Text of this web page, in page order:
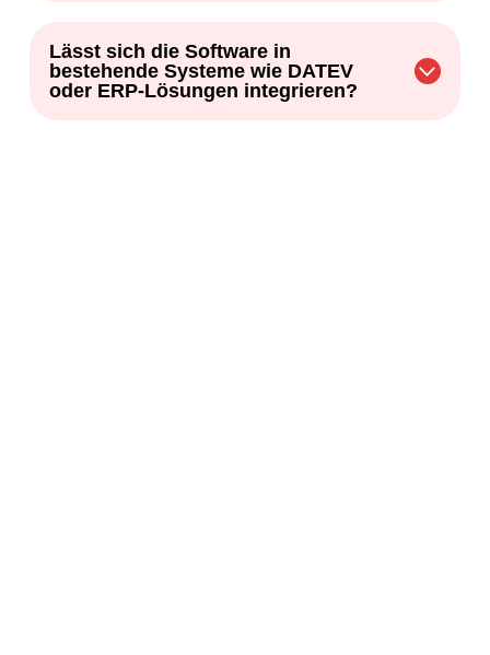
Lässt sich die Software in
bestehende Systeme wie DATEV
oder ERP-Lösungen integrieren?